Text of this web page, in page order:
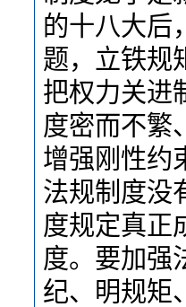
的十八大后
题，立铁规
把权力关进
度密而不繁
增强刚性约
法规制度没
度规定真正
度。要加强
纪、明规矩